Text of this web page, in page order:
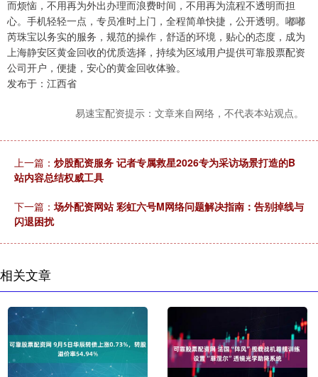
而烦恼，不用再为外出办理而浪费时间，不用再为流程不透明而担
心。手机轻轻一点，专员准时上门，全程简单快捷，公开透明。嘟嘟
芮珠宝以务实的服务，规范的操作，舒适的环境，贴心的态度，成为
上海静安区黄金回收的优质选择，持续为区域用户提供可靠股票配资
公司开户，便捷，安心的黄金回收体验。
发布于：江西省
易速宝配资提示：文章来自网络，不代表本站观点。
上一篇： 炒股配资服务 记者专属救星2026专为采访场景打造的B
站内容总结权威工具
下一篇：场外配资网站 彩虹六号M网络问题解决指南：告别掉线与
闪退困扰
相关文章